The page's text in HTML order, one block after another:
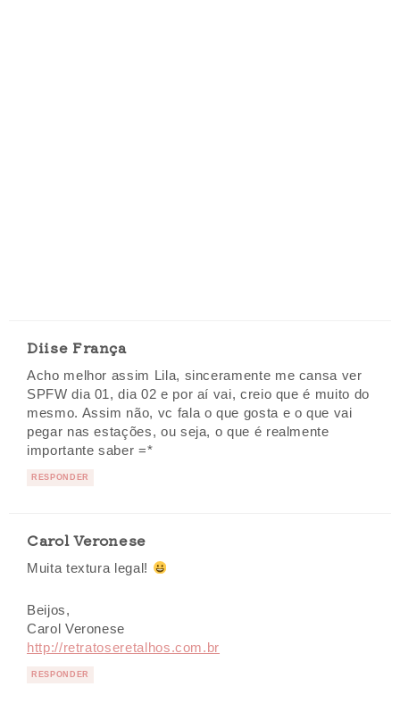
Diise França
Acho melhor assim Lila, sinceramente me cansa ver
SPFW dia 01, dia 02 e por aí vai, creio que é muito do
mesmo. Assim não, vc fala o que gosta e o que vai
pegar nas estações, ou seja, o que é realmente
importante saber =*
RESPONDER
Carol Veronese
Muita textura legal!
Beijos,
Carol Veronese
http://retratoseretalhos.com.br
RESPONDER